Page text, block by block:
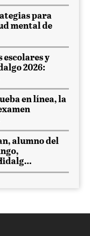
para
mental de
escolares y
2026:
en línea, la
alumno del